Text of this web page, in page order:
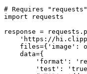
# Requires
import requests
response =
'https://
files={'image':
    data={
'format':
'test':